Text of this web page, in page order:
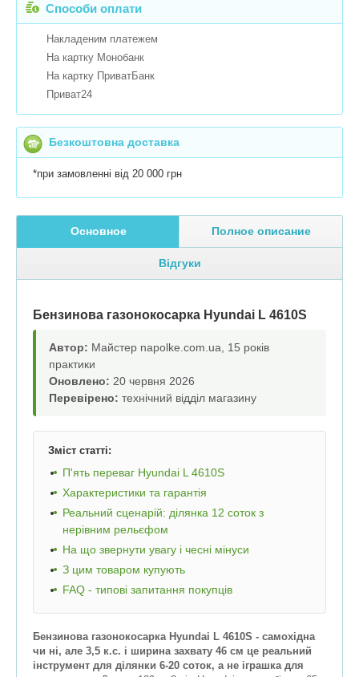
Способи оплати
Накладеним платежем
На картку Монобанк
На картку ПриватБанк
Приват24
Безкоштовна доставка
*при замовленні від 20 000 грн
Основное Полное описание
Відгуки
Бензинова газонокосарка Hyundai L 4610S
Автор: Майстер napolke.com.ua, 15 років
практики
Оновлено: 20 червня 2026
Перевірено: технічний відділ магазину
Зміст статті:
П'ять переваг Hyundai L 4610S
Характеристики та гарантія
Реальний сценарій: ділянка 12 соток з
нерівним рельєфом
На що звернути увагу і чесні мінуси
З цим товаром купують
FAQ - типові запитання покупців
Бензинова газонокосарка Hyundai L 4610S - самохідна
чи ні, але 3,5 к.с. і ширина захвату 46 см це реальний
інструмент для ділянки 6-20 соток, а не іграшка для